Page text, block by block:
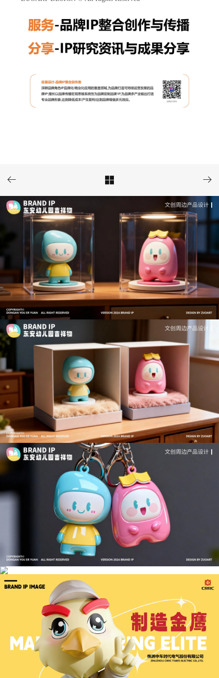
  